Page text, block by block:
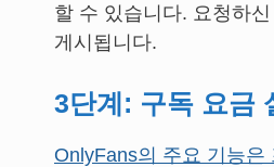
할 수 있습니다. 요청하
게시됩니다.
3단계: 구독 요금
OnlyFans의 주요 기능은